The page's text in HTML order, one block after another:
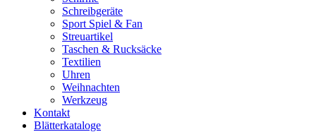
Schreibgeräte
Sport Spiel & Fan
Streuartikel
Taschen & Rucksäcke
Textilien
Uhren
Weihnachten
Werkzeug
Kontakt
Blätterkataloge